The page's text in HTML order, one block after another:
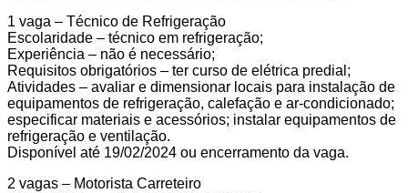
1 vaga – Técnico de Refrigeração
Escolaridade – técnico em refrigeração;
Experiência – não é necessário;
Requisitos obrigatórios – ter curso de elétrica predial;
Atividades – avaliar e dimensionar locais para instalação de
equipamentos de refrigeração, calefação e ar-condicionado;
especificar materiais e acessórios; instalar equipamentos de
refrigeração e ventilação.
Disponível até 19/02/2024 ou encerramento da vaga.
2 vagas – Motorista Carreteiro